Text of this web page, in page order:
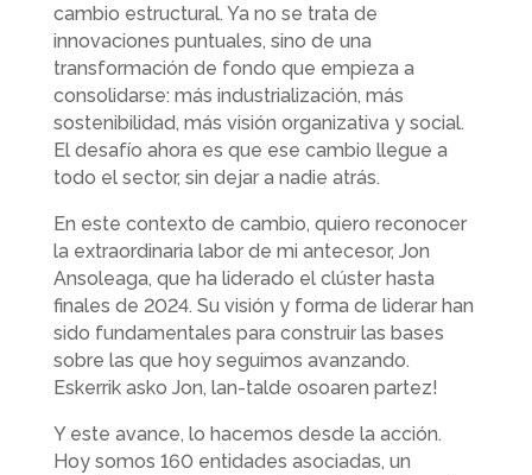
cambio estructural. Ya no se trata de
innovaciones puntuales, sino de una
transformación de fondo que empieza a
consolidarse: más industrialización, más
sostenibilidad, más visión organizativa y social.
El desafío ahora es que ese cambio llegue a
todo el sector, sin dejar a nadie atrás.
En este contexto de cambio, quiero reconocer
la extraordinaria labor de mi antecesor, Jon
Ansoleaga, que ha liderado el clúster hasta
finales de 2024. Su visión y forma de liderar han
sido fundamentales para construir las bases
sobre las que hoy seguimos avanzando.
Eskerrik asko Jon, lan-talde osoaren partez!
Y este avance, lo hacemos desde la acción.
Hoy somos 160 entidades asociadas, un